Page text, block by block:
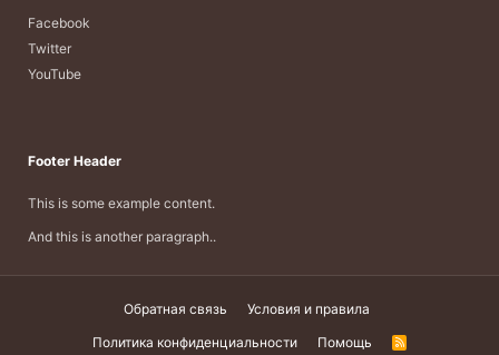
Facebook
Twitter
YouTube
Footer Header
This is some example content.
And this is another paragraph..
Обратная связь
Условия и правила
Политика конфиденциальности
Помощь
R